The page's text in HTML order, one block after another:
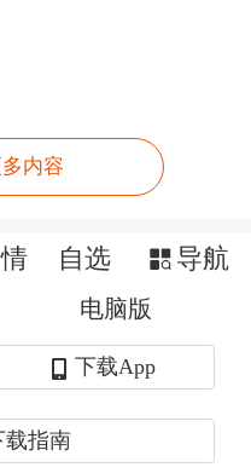
内容
自选 导航
电脑版
下载App
载指南